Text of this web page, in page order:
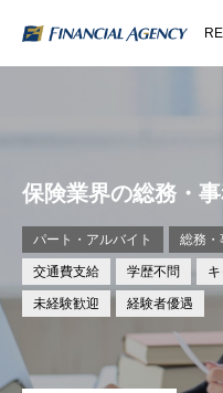
保険業界の総務・
パート・アルバイト 総務・
交通費支給 学歴不問
未経験歓迎 経験者優遇